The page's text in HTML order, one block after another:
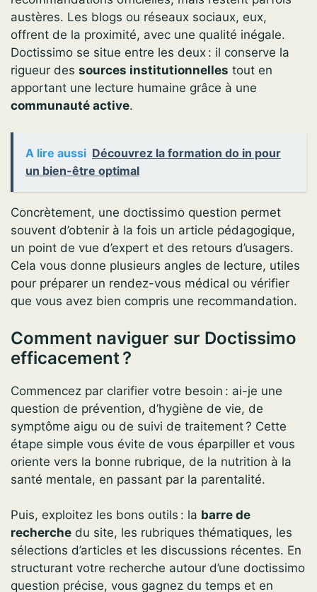
austères. Les blogs ou réseaux sociaux, eux,
offrent de la proximité, avec une qualité inégale.
Doctissimo se situe entre les deux : il conserve la
rigueur des sources institutionnelles tout en
apportant une lecture humaine grâce à une
communauté active.
A lire aussi Découvrez la formation do in pour
un bien-être optimal
Concrètement, une doctissimo question permet
souvent d’obtenir à la fois un article pédagogique,
un point de vue d’expert et des retours d’usagers.
Cela vous donne plusieurs angles de lecture, utiles
pour préparer un rendez-vous médical ou vérifier
que vous avez bien compris une recommandation.
Comment naviguer sur Doctissimo
efficacement ?
Commencez par clarifier votre besoin : ai-je une
question de prévention, d’hygiène de vie, de
symptôme aigu ou de suivi de traitement ? Cette
étape simple vous évite de vous éparpiller et vous
oriente vers la bonne rubrique, de la nutrition à la
santé mentale, en passant par la parentalité.
Puis, exploitez les bons outils : la barre de
recherche du site, les rubriques thématiques, les
sélections d’articles et les discussions récentes. En
structurant votre recherche autour d’une doctissimo
question précise, vous gagnez du temps et en